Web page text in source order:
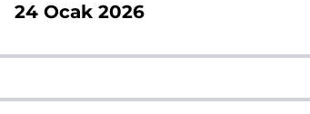
24 Ocak 2026